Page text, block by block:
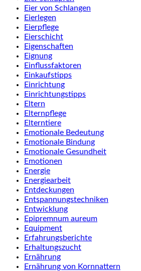
Eier von Schlangen
Eierlegen
Eierpflege
Eierschicht
Eigenschaften
Eignung
Einflussfaktoren
Einkaufstipps
Einrichtung
Einrichtungstipps
Eltern
Elternpflege
Elterntiere
Emotionale Bedeutung
Emotionale Bindung
Emotionale Gesundheit
Emotionen
Energie
Energiearbeit
Entdeckungen
Entspannungstechniken
Entwicklung
Epipremnum aureum
Equipment
Erfahrungsberichte
Erhaltungszucht
Ernährung
Ernährung von Kornnattern